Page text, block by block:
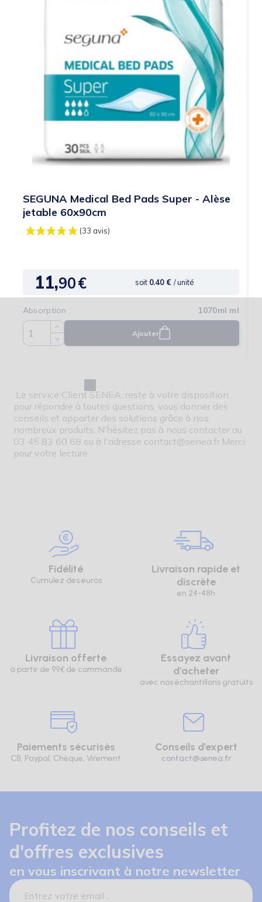
SEGUNA Medical Bed Pads Super - Alèse
jetable 60x90cm
Prix
11,90€ soit 0.40 € / unité
Absorption : 1070ml ml
Quantité Ajouter
Le service Client SENEA, reste à votre disposition
pour répondre à toutes questions, vous donner des
conseils et apporter des solutions grâce à nos
nombreux produits. N’hésitez pas à nous contacter au
03 45 83 60 68 ou à l'adresse contact@senea.fr.Merci
pour votre lecture.
Fidélité
Cumulez des euros
Livraison rapide et
discrète
en 24-48h
Livraison offerte
à partir de 99€ de commande
Essayez avant
d'acheter
avec nos échantillons gratuits
Paiements sécurisés
CB, Paypal, Chèque, Virement
Conseils d’expert
contact@senea.fr
Profitez de nos conseils et
d'offres exclusives
en vous inscrivant à notre newsletter